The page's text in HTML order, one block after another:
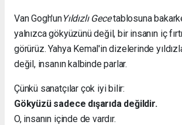
Van Gogh'unYıldızlı Gecetablosuna
yalnızca gökyüzünü değil, bir insanın iç
görürüz. Yahya Kemal'in dizelerinde
değil, insanın kalbinde parlar.
Çünkü sanatçılar çok iyi bilir:
Gökyüzü sadece dışarıda değildir.
O, insanın içinde de vardır.